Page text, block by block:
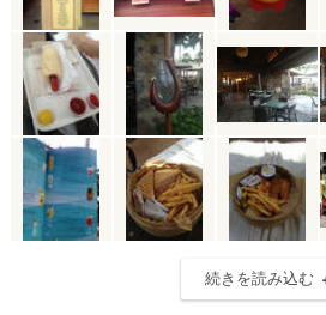
続きを読み込む